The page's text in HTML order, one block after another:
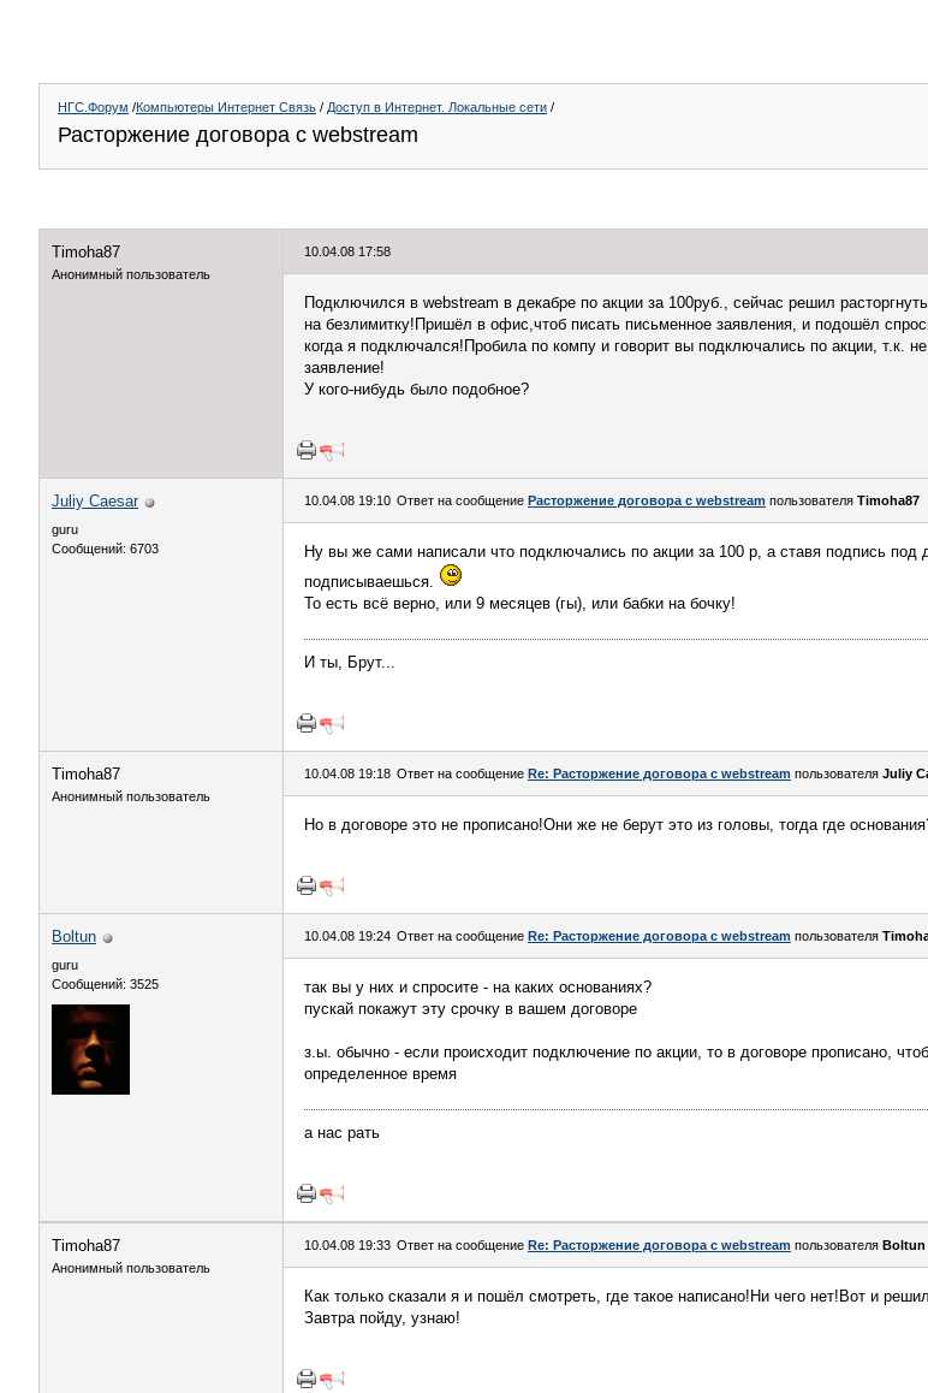
НГС.Форум /Компьютеры Интернет Связь / Доступ в Интернет. Локальные сети /
Расторжение договора с webstream
Timoha87
Анонимный пользователь
10.04.08 17:58
Подключился в webstream в декабре по акции за 100руб., сейчас решил
на безлимитку!Пришёл в офис,чтоб писать письменное заявления, и подошёл
когда я подключался!Пробила по компу и говорит вы подключались по акции, т.к.
заявление!
У кого-нибудь было подобное?
Juliy Caesar
guru
Сообщений: 6703
10.04.08 19:10 Ответ на сообщение Расторжение договора с webstream пользователя Timoha87
Ну вы же сами написали что подключались по акции за 100 р, а ставя подпись
подписываешься.
То есть всё верно, или 9 месяцев (гы), или бабки на бочку!
И ты, Брут...
Timoha87
Анонимный пользователь
10.04.08 19:18 Ответ на сообщение Re: Расторжение договора с webstream пользователя Juliy
Но в договоре это не прописано!Они же не берут это из головы, тогда где
Boltun
guru
Сообщений: 3525
10.04.08 19:24 Ответ на сообщение Re: Расторжение договора с webstream пользователя
так вы у них и спросите - на каких основаниях?
пускай покажут эту срочку в вашем договоре
з.ы. обычно - если происходит подключение по акции, то в договоре прописано,
определенное время
а нас рать
Timoha87
Анонимный пользователь
10.04.08 19:33 Ответ на сообщение Re: Расторжение договора с webstream пользователя Boltun
Как только сказали я и пошёл смотреть, где такое написано!Ни чего нет!Вот и
Завтра пойду, узнаю!